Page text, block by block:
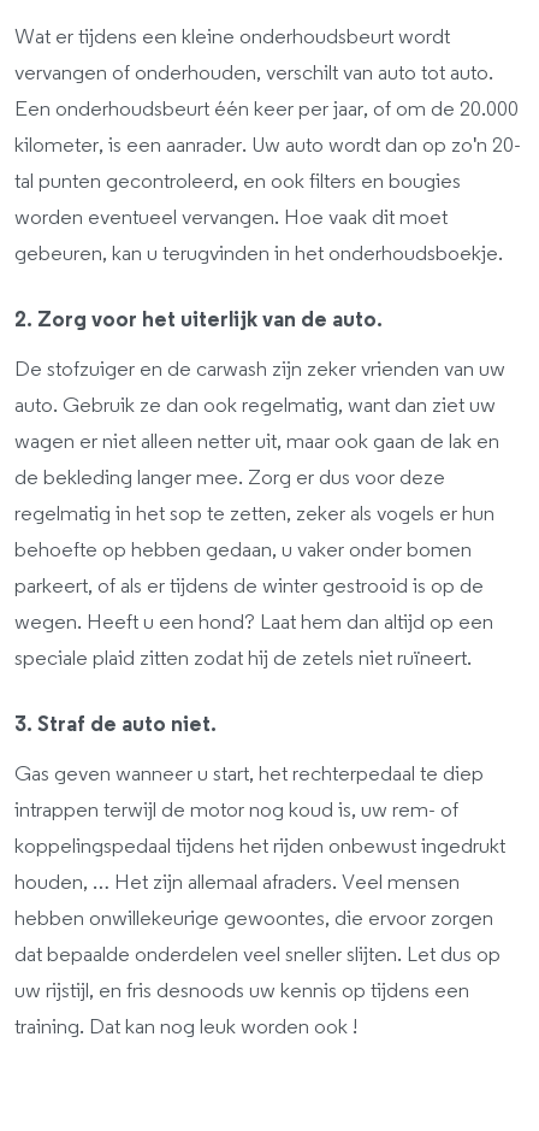
Wat er tijdens een kleine onderhoudsbeurt wordt
vervangen of onderhouden, verschilt van auto tot auto.
Een onderhoudsbeurt één keer per jaar, of om de 20.000
kilometer, is een aanrader. Uw auto wordt dan op zo'n 20-
tal punten gecontroleerd, en ook filters en bougies
worden eventueel vervangen. Hoe vaak dit moet
gebeuren, kan u terugvinden in het onderhoudsboekje.
2. Zorg voor het uiterlijk van de auto.
De stofzuiger en de carwash zijn zeker vrienden van uw
auto. Gebruik ze dan ook regelmatig, want dan ziet uw
wagen er niet alleen netter uit, maar ook gaan de lak en
de bekleding langer mee. Zorg er dus voor deze
regelmatig in het sop te zetten, zeker als vogels er hun
behoefte op hebben gedaan, u vaker onder bomen
parkeert, of als er tijdens de winter gestrooid is op de
wegen. Heeft u een hond? Laat hem dan altijd op een
speciale plaid zitten zodat hij de zetels niet ruïneert.
3. Straf de auto niet.
Gas geven wanneer u start, het rechterpedaal te diep
intrappen terwijl de motor nog koud is, uw rem- of
koppelingspedaal tijdens het rijden onbewust ingedrukt
houden, … Het zijn allemaal afraders. Veel mensen
hebben onwillekeurige gewoontes, die ervoor zorgen
dat bepaalde onderdelen veel sneller slijten. Let dus op
uw rijstijl, en fris desnoods uw kennis op tijdens een
training. Dat kan nog leuk worden ook !